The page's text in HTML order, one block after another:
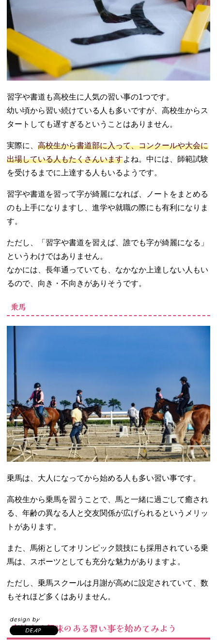
習字や書道も高校生に人気の習い事の1つです。
幼い頃から習い続けている人も多いですが、高校生からス
タートしても遅すぎるということはありません。
実際に、 高校生から書道部に入って、コンクールや大会に
出場している人もたくさんいますよね。中には、師範試験
を受けるまでに上達する人もいるようです。
習字や書道を習って字が綺麗になれば、ノートをまとめる
のも上手になりますし、進学や就職の際にも有利になりま
す。
ただし、「習字や書道を習えば、誰でも字が綺麗になる」
というわけではありません。
なかには、長年通っていても、なかなか上達しない人もい
るので、向き・不向きがありそうです。
乗馬
乗馬は、大人になってから始める人も多い習い事です。
高校生から乗馬を習うことで、馬と一緒に過ごして癒され
る、年齢の異なる人と交友関係が広げられるというメリッ
トがあります。
また、馬術としてオリンピック競技にも採用されている乗
馬は、スポーツとしても充分な魅力がありますよ。
ただし、乗馬スクールは月謝が高めに設定されていて、数
もそれほど多くはありません。
高校生は興味のある習い事を始めてみよう